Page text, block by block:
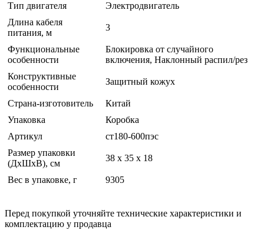
Тип двигателя
Электродвигатель
Длина кабеля
питания, м
3
Функциональные
особенности
Блокировка от случайного
включения, Наклонный распил/рез
Конструктивные
особенности
Защитный кожух
Страна-изготовитель
Китай
Упаковка
Коробка
Артикул
ст180-600пэс
Размер упаковки
(ДхШхВ), см
38 x 35 x 18
Вес в упаковке, г 9305
Перед покупкой уточняйте технические характеристики и
комплектацию у продавца